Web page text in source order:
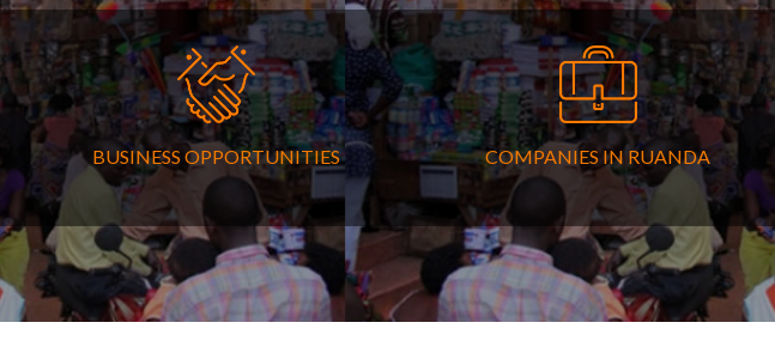
BUSINESS OPPORTUNITIES COMPANIES IN RUANDA